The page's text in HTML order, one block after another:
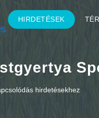
HIRDETÉSEK
hirdetésekhez